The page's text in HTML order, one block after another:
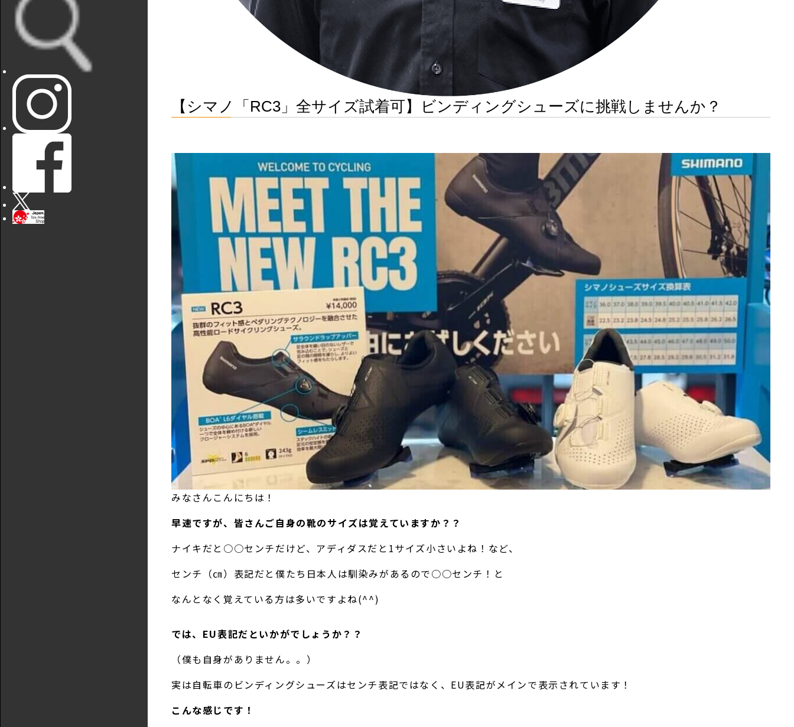
【シマノ「RC3」全サイズ試着可】ビンディングシューズに挑戦しませんか？
みなさんこんにちは！
早速ですが、皆さんご自身の靴のサイズは覚えていますか？？
ナイキだと○○センチだけど、アディダスだと1サイズ小さいよね！など、
センチ（㎝）表記だと僕たち日本人は馴染みがあるので○○センチ！と
なんとなく覚えている方は多いですよね(^^)
では、EU表記だといかがでしょうか？？
（僕も自身がありません。。）
実は自転車のビンディングシューズはセンチ表記ではなく、EU表記がメインで表示されています！
こんな感じです！